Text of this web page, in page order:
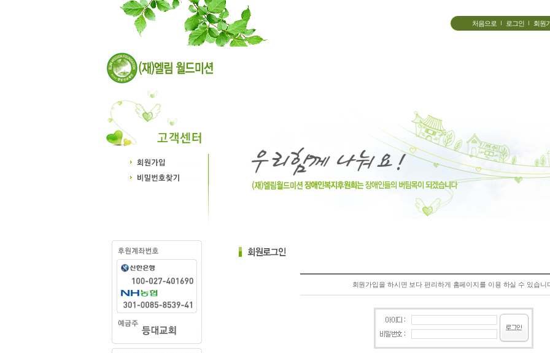
처음으로 로그인 회원
회원가입을 하시면 보다 편리하게 홈페이지를 이용 하실 수 있습니